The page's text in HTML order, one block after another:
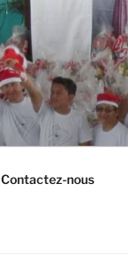
Contactez-nous